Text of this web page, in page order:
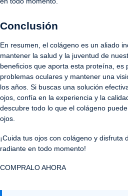
Conclusión
En resumen, el colágeno es un aliado
mantener la salud y la juventud de
beneficios que aporta esta proteína, es
problemas oculares y mantener una
los años. Si buscas una solución
ojos, confía en la experiencia y la
descubre todo lo que el colágeno
ojos.
¡Cuida tus ojos con colágeno y disfruta
radiante en todo momento!
COMPRALO AHORA